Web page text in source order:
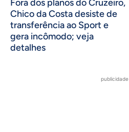
Fora dos planos do Cruzeiro,
Chico da Costa desiste de
transferência ao Sport e
gera incômodo; veja
detalhes
publicidade